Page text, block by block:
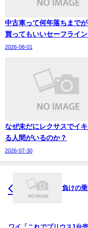
中古車って何年落ちまでが
買ってもいいセーフライン
2026-08-01
なぜ未だにレクサスでイ
る人間がいるのか？
2026-07-30
負けの